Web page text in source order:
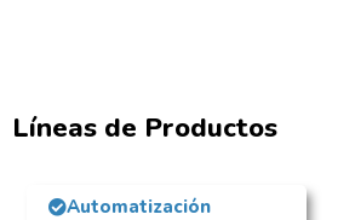
Líneas de Productos
Automatización